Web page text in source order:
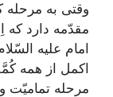
وقتی به مرحله
مقدّمه دارد
امام علیه
اکمل از همه
مرحله تمامیّت